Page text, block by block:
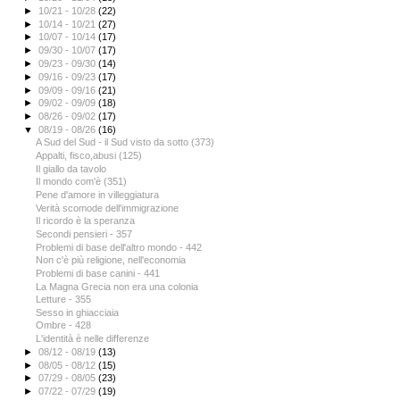
► 10/21 - 10/28(22)
► 10/14 - 10/21(27)
► 10/07 - 10/14(17)
►09/30 - 10/07(17)
►09/23 - 09/30(14)
►09/16 - 09/23(17)
►09/09 - 09/16(21)
►09/02 - 09/09(18)
►08/26 - 09/02(17)
▼08/19 - 08/26(16)
A Sud del Sud - il Sud visto da sotto (373)
Appalti, fisco,abusi (125)
Il giallo da tavolo
Il mondo com'è (351)
Pene d'amore in villeggiatura
Verità scomode dell'immigrazione
Il ricordo è la speranza
Secondi pensieri - 357
Problemi di base dell'altro mondo - 442
Non c'è più religione, nell'economia
Problemi di base canini - 441
La Magna Grecia non era una colonia
Letture - 355
Sesso in ghiacciaia
Ombre - 428
L'identità è nelle differenze
►08/12 - 08/19(13)
►08/05 - 08/12(15)
►07/29 - 08/05(23)
►07/22 - 07/29(19)